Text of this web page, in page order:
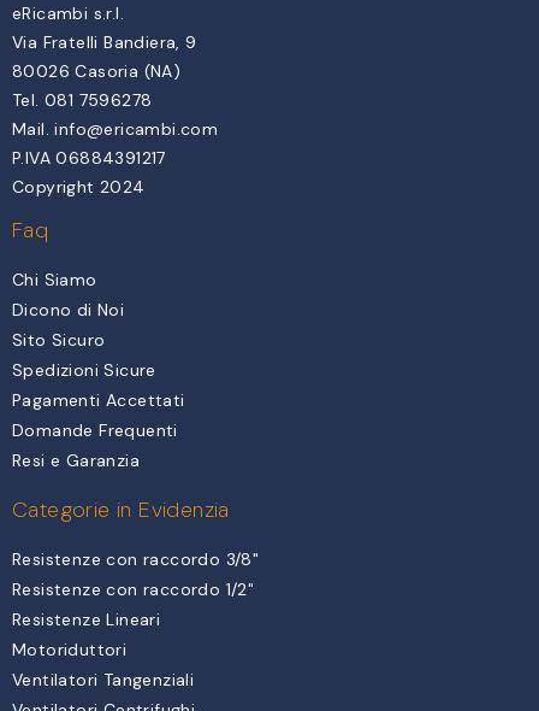
eRicambi s.r.l.
Via Fratelli Bandiera, 9
80026 Casoria (NA)
Tel. 081 7596278
Mail.info@ericambi.com
P.IVA 06884391217
Copyright 2024
Faq
Chi Siamo
Dicono di Noi
Sito Sicuro
Spedizioni Sicure
Pagamenti Accettati
Domande Frequenti
Resi e Garanzia
Categorie in Evidenzia
Resistenze con raccordo 3/8"
Resistenze con raccordo 1/2"
Resistenze Lineari
Motoriduttori
Ventilatori Tangenziali